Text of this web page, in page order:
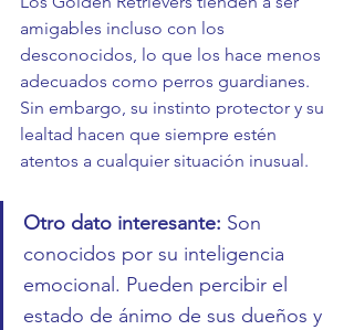
amigables incluso con los
desconocidos, lo que los hace menos
adecuados como perros guardianes.
Sin embargo, su instinto protector y su
lealtad hacen que siempre estén
atentos a cualquier situación inusual.
Otro dato interesante: Son
conocidos por su inteligencia
emocional. Pueden percibir el
estado de ánimo de sus dueños y